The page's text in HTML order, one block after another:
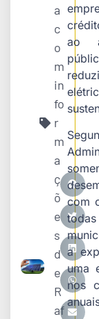
a
c
o
m
in
fo
r
m
a
ç
õ
e
s
d
e
R
af
ao
com
a
uma
nos